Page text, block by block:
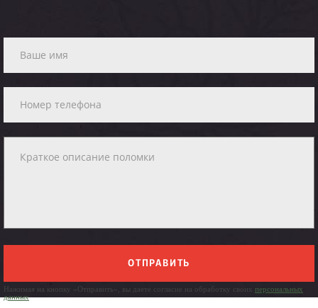
ОТПРАВИТЬ
Нажимая на кнопку «Отправить», вы даете согласие на обработку своих персональных
данных